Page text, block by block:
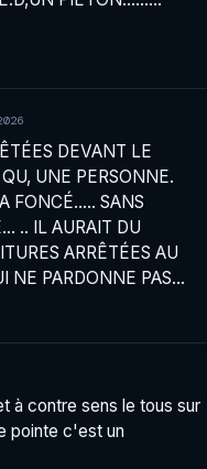
DEVANT LE
UNE PERSONNE.
FONCÉ….. SANS
.. IL AURAIT DU
ARRÊTÉES AU
NE PARDONNE PAS…
à contre sens le tous sur
pointe c'est un